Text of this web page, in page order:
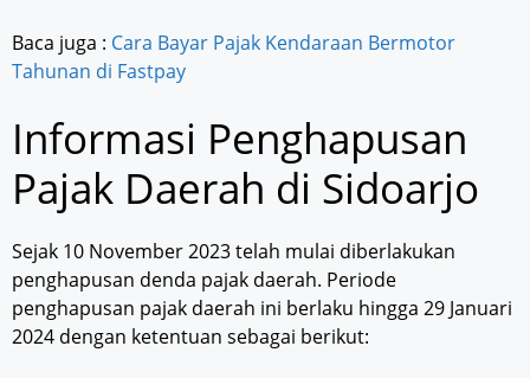
Baca juga : Cara Bayar Pajak Kendaraan Bermotor
Tahunan di Fastpay
Informasi Penghapusan
Pajak Daerah di Sidoarjo
Sejak 10 November 2023 telah mulai diberlakukan
penghapusan denda pajak daerah. Periode
penghapusan pajak daerah ini berlaku hingga 29 Januari
2024 dengan ketentuan sebagai berikut: